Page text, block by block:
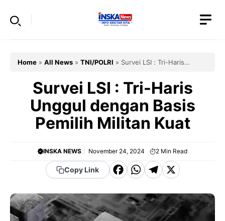
Home » All News » TNI/POLRI » Survei LSI : Tri-Haris
Survei LSI : Tri-Haris
Unggul dengan Basis
Pemilih Militan Kuat
INSKA NEWS November 24, 2024 2 Min Read
Copy Link
F
c
W
a
T
e
X